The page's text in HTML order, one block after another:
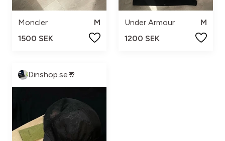
Moncler
M
1500 SEK
Under Armour
M
1200 SEK
Dinshop.se🧣